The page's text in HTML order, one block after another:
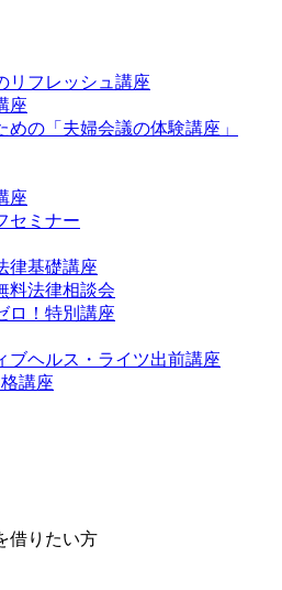
リフレッシュ講座
座
めの「夫婦会議の体験講座」
座
セミナー
律基礎講座
料法律相談会
ロ！特別講座
ブヘルス・ライツ出前講座
講座
借りたい方